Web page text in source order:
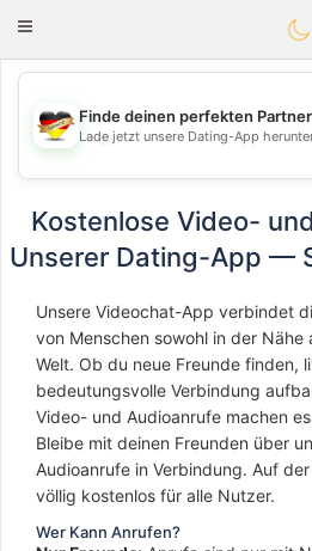
Deutsch
Toggle
💖
Finde deinen perfekten Partner
Lade jetzt unsere Dating-App
Kostenlose Video-
Unserer Dating-App —
Unsere Videochat-App verbindet
von Menschen sowohl in der
Welt. Ob du neue Freunde finden,
bedeutungsvolle Verbindung
Video- und Audioanrufe machen
Bleibe mit deinen Freunden über
Audioanrufe in Verbindung. Auf
völlig kostenlos für alle Nutzer.
Wer Kann Anrufen?